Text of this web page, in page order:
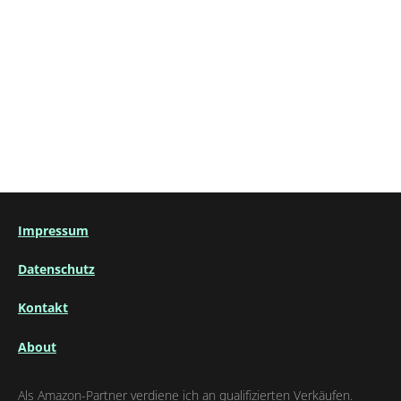
Impressum
Datenschutz
Kontakt
About
Als Amazon-Partner verdiene ich an qualifizierten Verkäufen.